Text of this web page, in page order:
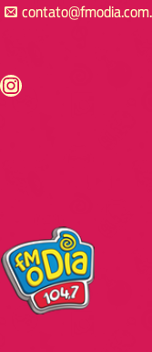
https://www.instagram.com/fmodia.cabofrio/